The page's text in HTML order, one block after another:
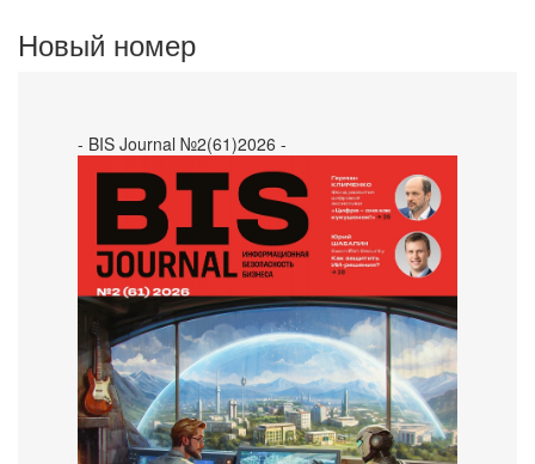
Новый номер
- BIS Journal №2(61)2026 -